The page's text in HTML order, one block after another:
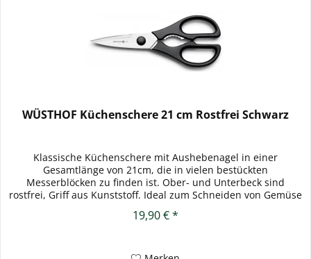
WÜSTHOF Küchenschere 21 cm Rostfrei Schwarz
Klassische Küchenschere mit Aushebenagel in einer
Gesamtlänge von 21cm, die in vielen bestückten
Messerblöcken zu finden ist. Ober- und Unterbeck sind
rostfrei, Griff aus Kunststoff. Ideal zum Schneiden von Gemüse
19,90 € *